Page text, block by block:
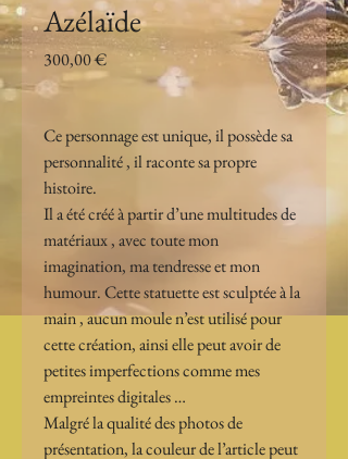
Azélaïde
300,00 €Prix
Ce personnage est unique, il possède sa
personnalité , il raconte sa propre
histoire.
Il a été créé à partir d’une multitudes de
matériaux , avec toute mon
imagination, ma tendresse et mon
humour. Cette statuette est sculptée à la
main , aucun moule n’est utilisé pour
cette création, ainsi elle peut avoir de
petites imperfections comme mes
empreintes digitales …
Malgré la qualité des photos de
présentation, la couleur de l’article peut